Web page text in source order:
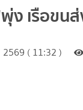
ง เรือขน
2569 ( 11:32 )